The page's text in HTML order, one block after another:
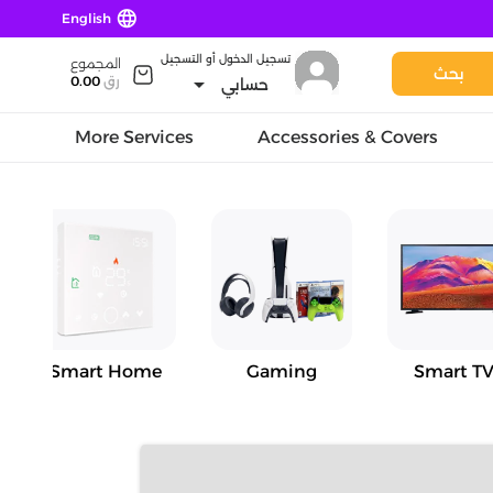
language
English
بحث
تسجيل الدخول أو التسجيل
حسابي arrow_drop_down
المجموع
رق 0.00
Accessories & Covers
More Services
Smart
Gaming
Smart Home